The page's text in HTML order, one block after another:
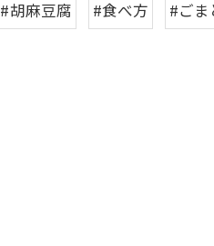
#胡麻豆腐 #食べ方 #ご